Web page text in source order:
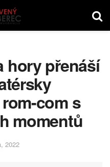
hory přenáší
com s
momentů
2022